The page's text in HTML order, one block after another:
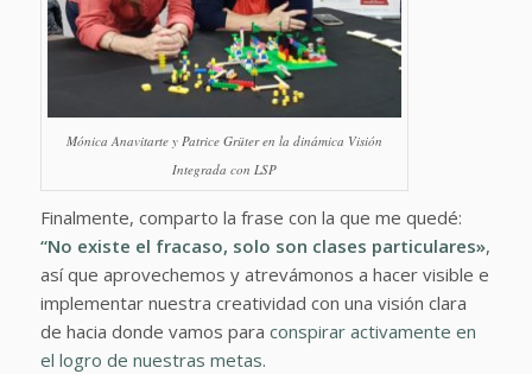
Mónica Anavitarte y Patrice Grüter en la dinámica Visión
Integrada con LSP
Finalmente, comparto la frase con la que me quedé:
“No existe el fracaso, solo son clases particulares»,
así que aprovechemos y atrevámonos a hacer visible e
implementar nuestra creatividad con una visión clara
de hacia donde vamos para conspirar activamente en
el logro de nuestras metas.